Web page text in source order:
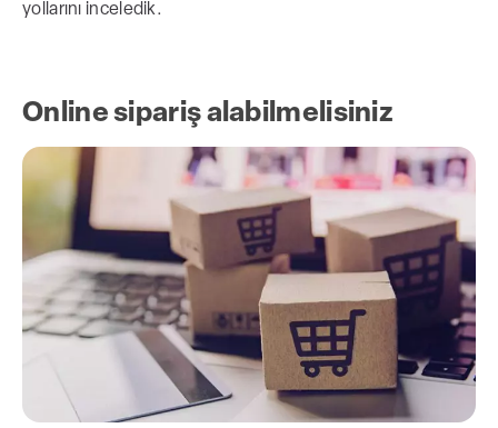
entegre satış modülleri ile düşük komisyon
kolayca ulaşmasını sağlamak açısından
web sitesinde mutlaka yer almalıdır.
Web sitesi tasarımında işletmenizin
kurumsal renkleri kullanılmalı ve sosyal
medya hesaplarınız web sitenizde
tanıtılmalıdır.
yollarını inceledik.
Online sipariş alabilmelisiniz